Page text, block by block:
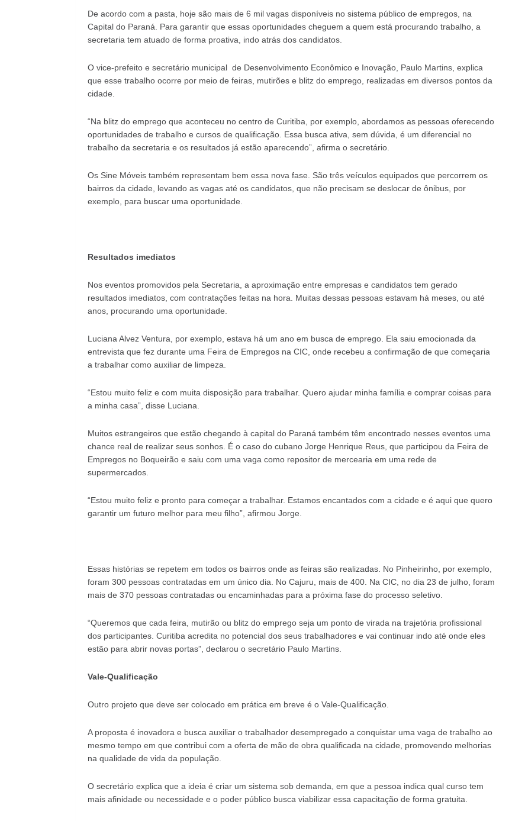
De acordo com a pasta, hoje são mais de 6 mil vagas disponíveis no sistema público de empregos, na
Capital do Paraná. Para garantir que essas oportunidades cheguem a quem está procurando trabalho, a
secretaria tem atuado de forma proativa, indo atrás dos candidatos.
O vice-prefeito e secretário municipal de Desenvolvimento Econômico e Inovação, Paulo Martins, explica
que esse trabalho ocorre por meio de feiras, mutirões e blitz do emprego, realizadas em diversos pontos da
cidade.
“Na blitz do emprego que aconteceu no centro de Curitiba, por exemplo, abordamos as pessoas oferecendo
oportunidades de trabalho e cursos de qualificação. Essa busca ativa, sem dúvida, é um diferencial no
trabalho da secretaria e os resultados já estão aparecendo”, afirma o secretário.
Os Sine Móveis também representam bem essa nova fase. São três veículos equipados que percorrem os
bairros da cidade, levando as vagas até os candidatos, que não precisam se deslocar de ônibus, por
exemplo, para buscar uma oportunidade.
Resultados imediatos
Nos eventos promovidos pela Secretaria, a aproximação entre empresas e candidatos tem gerado
resultados imediatos, com contratações feitas na hora. Muitas dessas pessoas estavam há meses, ou até
anos, procurando uma oportunidade.
Luciana Alvez Ventura, por exemplo, estava há um ano em busca de emprego. Ela saiu emocionada da
entrevista que fez durante uma Feira de Empregos na CIC, onde recebeu a confirmação de que começaria
a trabalhar como auxiliar de limpeza.
“Estou muito feliz e com muita disposição para trabalhar. Quero ajudar minha família e comprar coisas para
a minha casa”, disse Luciana.
Muitos estrangeiros que estão chegando à capital do Paraná também têm encontrado nesses eventos uma
chance real de realizar seus sonhos. É o caso do cubano Jorge Henrique Reus, que participou da Feira de
Empregos no Boqueirão e saiu com uma vaga como repositor de mercearia em uma rede de
supermercados.
“Estou muito feliz e pronto para começar a trabalhar. Estamos encantados com a cidade e é aqui que quero
garantir um futuro melhor para meu filho”, afirmou Jorge.
Essas histórias se repetem em todos os bairros onde as feiras são realizadas. No Pinheirinho, por exemplo,
foram 300 pessoas contratadas em um único dia. No Cajuru, mais de 400. Na CIC, no dia 23 de julho, foram
mais de 370 pessoas contratadas ou encaminhadas para a próxima fase do processo seletivo.
“Queremos que cada feira, mutirão ou blitz do emprego seja um ponto de virada na trajetória profissional
dos participantes. Curitiba acredita no potencial dos seus trabalhadores e vai continuar indo até onde eles
estão para abrir novas portas”, declarou o secretário Paulo Martins.
Vale-Qualificação
Outro projeto que deve ser colocado em prática em breve é o Vale-Qualificação.
A proposta é inovadora e busca auxiliar o trabalhador desempregado a conquistar uma vaga de trabalho ao
mesmo tempo em que contribui com a oferta de mão de obra qualificada na cidade, promovendo melhorias
na qualidade de vida da população.
O secretário explica que a ideia é criar um sistema sob demanda, em que a pessoa indica qual curso tem
mais afinidade ou necessidade e o poder público busca viabilizar essa capacitação de forma gratuita.